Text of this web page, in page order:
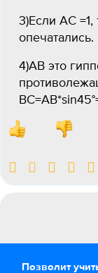
3)Если АС
опечатались.
4)АВ это
Позволит